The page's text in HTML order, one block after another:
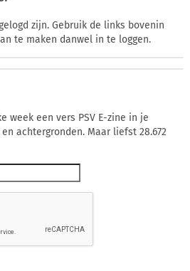
zijn. Gebruik de links bovenin
te maken danwel in te loggen.
week een vers PSV E-zine in je
achtergronden. Maar liefst 28.672